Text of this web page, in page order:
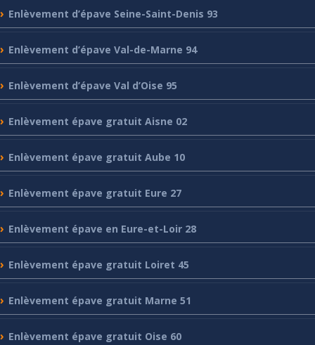
Enlèvement d’épave Seine-Saint-Denis 93
Enlèvement d’épave Val-de-Marne 94
Enlèvement d’épave Val d’Oise 95
Enlèvement épave gratuit Aisne 02
Enlèvement épave gratuit Aube 10
Enlèvement épave gratuit Eure 27
Enlèvement épave en Eure-et-Loir 28
Enlèvement épave gratuit Loiret 45
Enlèvement épave gratuit Marne 51
Enlèvement épave gratuit Oise 60